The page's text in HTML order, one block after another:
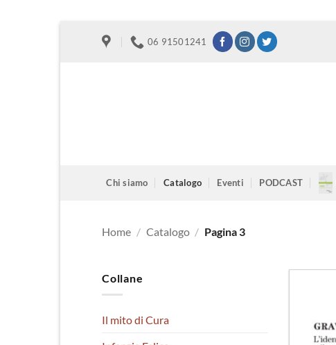
06 91501241
Chi siamo Catalogo Eventi PODCAST
Home / Catalogo / Pagina 3
Collane
Il mito di Cura